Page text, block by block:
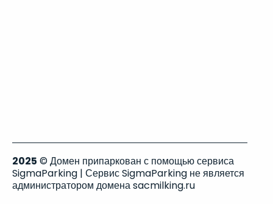
2025 © Домен припаркован с помощью сервиса
SigmaParking | Сервис SigmaParking не является
администратором домена sacmilking.ru